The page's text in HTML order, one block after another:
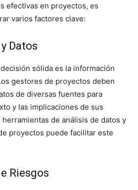
efectivas en proyectos, es
varios factores clave:
Datos
sólida es la información
gestores de proyectos deben
de diversas fuentes para
y las implicaciones de sus
de análisis de datos y
proyectos puede facilitar este
Riesgos